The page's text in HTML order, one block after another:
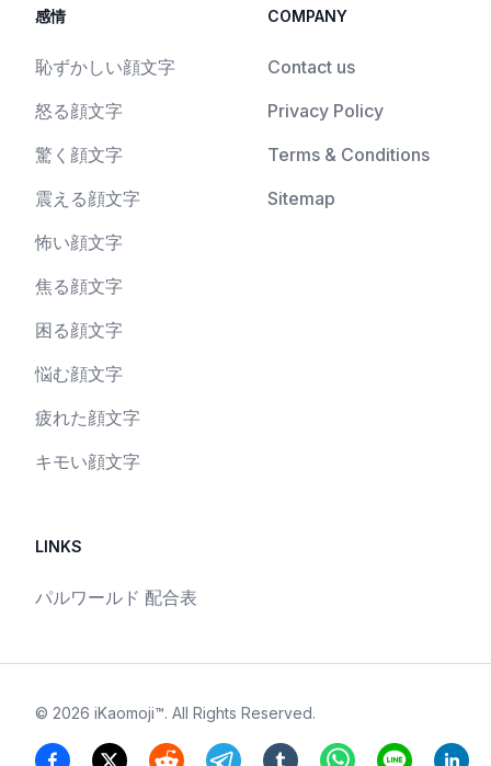
感情
恥ずかしい顔文字
怒る顔文字
驚く顔文字
震える顔文字
怖い顔文字
焦る顔文字
困る顔文字
悩む顔文字
疲れた顔文字
キモい顔文字
COMPANY
Contact us
Privacy Policy
Terms & Conditions
Sitemap
LINKS
パルワールド 配合表
© 2026 iKaomoji™. All Rights Reserved.